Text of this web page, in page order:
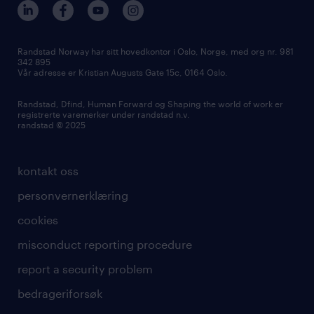
våre kontorer
kontakt oss
personvernerklæring
cookies
misconduct reporting procedure
report a security problem
bedrageriforsøk
Randstad Norway har sitt hovedkontor i Oslo, Norge, med org nr. 981
342 895
Vår adresse er Kristian Augusts Gate 15c, 0164 Oslo.
Randstad, Dfind, Human Forward og Shaping the world of work er
registrerte varemerker under randstad n.v.
randstad © 2025